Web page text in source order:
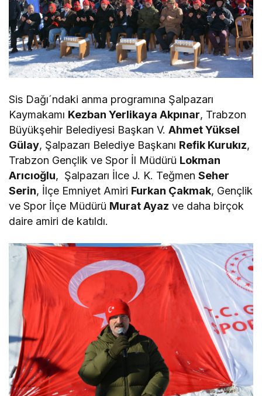
Sis Dağı´ndaki anma programına Şalpazarı
Kaymakamı Kezban Yerlikaya Akpınar, Trabzon
Büyükşehir Belediyesi Başkan V.Ahmet Yüksel
Gülay, Şalpazarı Belediye Başkanı Refik Kurukız,
Trabzon Gençlik ve Spor İl Müdürü Lokman
Arıcıoğlu, Şalpazarı İlce J. K. TeğmenSeher
Serin, İlçe Emniyet Amiri Furkan Çakmak, Gençlik
ve Spor İlçe Müdürü Murat Ayaz ve daha birçok
daire amiri de katıldı.